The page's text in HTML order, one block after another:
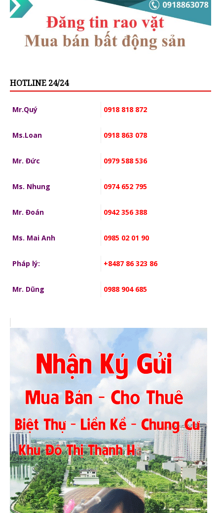
HOTLINE 24/24
Mr.Quý 0918 818 872
Ms.Loan 0918 863 078
Mr. Đức 0979 588 536
Ms. Nhung 0974 652 795
Mr. Đoán 0942 356 388
Ms. Mai Anh 0985 02 01 90
Pháp lý: +8487 86 323 86
Mr. Dũng 0988 904 685